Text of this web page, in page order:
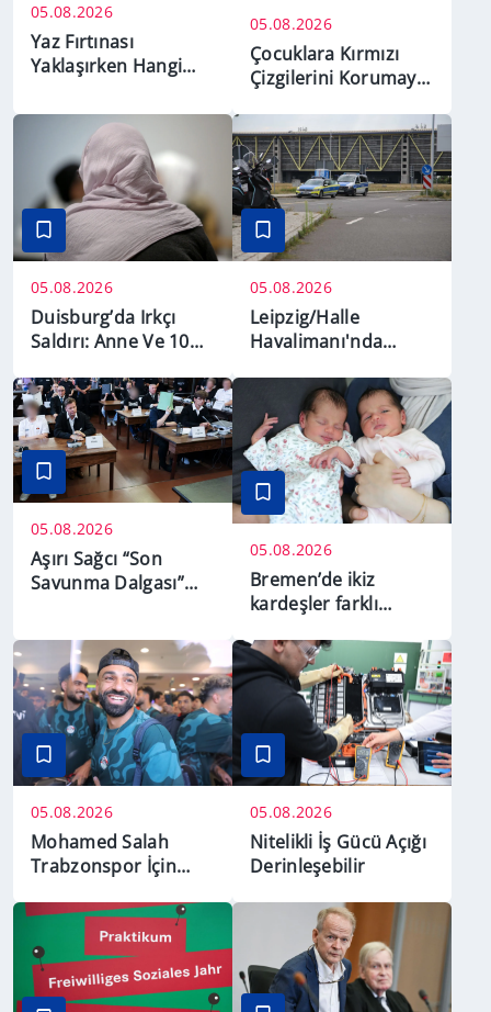
05.08.2026
Yaz Fırtınası
Yaklaşırken Hangi
Edilmeli?
05.08.2026
Çocuklara Kırmızı
Çizgilerini Korumayı
05.08.2026
Duisburg’da Irkçı
Saldırı: Anne Ve 10
Yaralandı
05.08.2026
Leipzig/Halle
Havalimanı'nda
05.08.2026
Aşırı Sağcı “Son
Savunma Dalgası”
05.08.2026
Bremen’de ikiz
kardeşler farklı
05.08.2026
Mohamed Salah
Trabzonspor İçin
05.08.2026
Nitelikli İş Gücü Açığı
Derinleşebilir